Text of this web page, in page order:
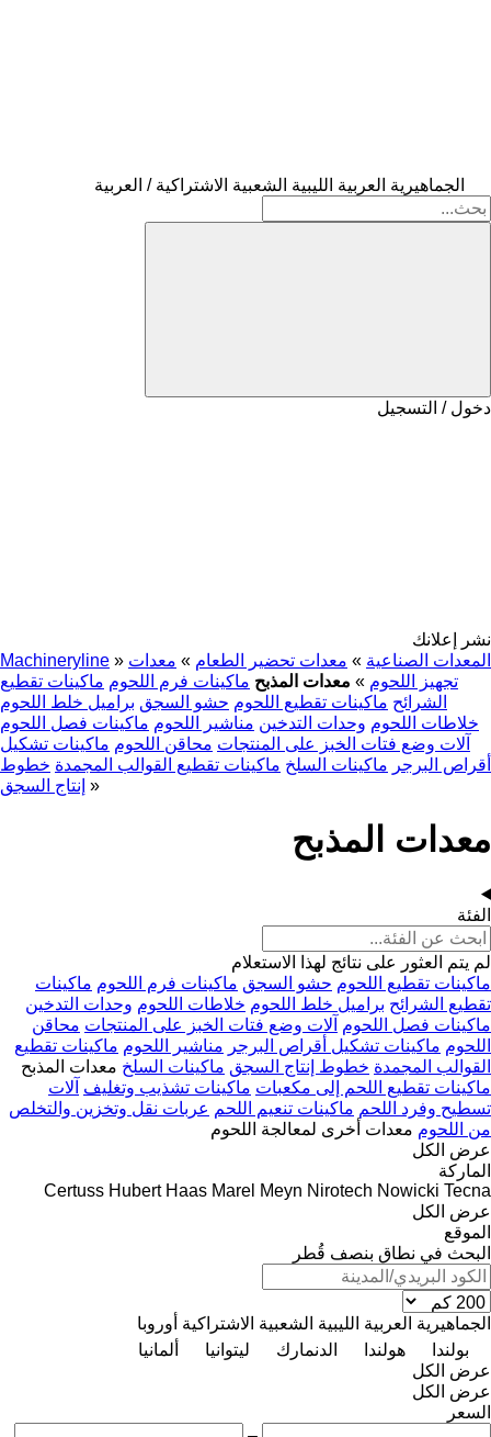
الجماهيرية العربية الليبية الشعبية الاشتراكية / العربية
دخول / التسجيل
نشر إعلانك
Machineryline » المعدات الصناعية » معدات تحضير الطعام » معدات
تجهيز اللحوم » معدات المذبح ماكينات فرم اللحوم ماكينات تقطيع
الشرائح ماكينات تقطيع اللحوم حشو السجق براميل خلط اللحوم
خلاطات اللحوم وحدات التدخين مناشير اللحوم ماكينات فصل اللحوم
آلات وضع فتات الخبز على المنتجات محاقن اللحوم ماكينات تشكيل
أقراص البرجر ماكينات السلخ ماكينات تقطيع القوالب المجمدة خطوط
إنتاج السجق »
معدات المذبح
الفئة
لم يتم العثور على نتائج لهذا الاستعلام
ماكينات تقطيع اللحوم حشو السجق ماكينات فرم اللحوم ماكينات
تقطيع الشرائح براميل خلط اللحوم خلاطات اللحوم وحدات التدخين
ماكينات فصل اللحوم آلات وضع فتات الخبز على المنتجات محاقن
اللحوم ماكينات تشكيل أقراص البرجر مناشير اللحوم ماكينات تقطيع
القوالب المجمدة خطوط إنتاج السجق ماكينات السلخ معدات المذبح
ماكينات تقطيع اللحم إلى مكعبات ماكينات تشذيب وتغليف آلات
تسطيح وفرد اللحم ماكينات تنعيم اللحم عربات نقل وتخزين والتخلص
من اللحوم معدات أخرى لمعالجة اللحوم
عرض الكل
الماركة
Certuss Hubert Haas Marel Meyn Nirotech Nowicki Tecna
عرض الكل
الموقع
البحث في نطاق بنصف قُطر
الجماهيرية العربية الليبية الشعبية الاشتراكية أوروبا
بولندا
هولندا الدنمارك ليتوانيا
ألمانيا
عرض الكل
عرض الكل
السعر